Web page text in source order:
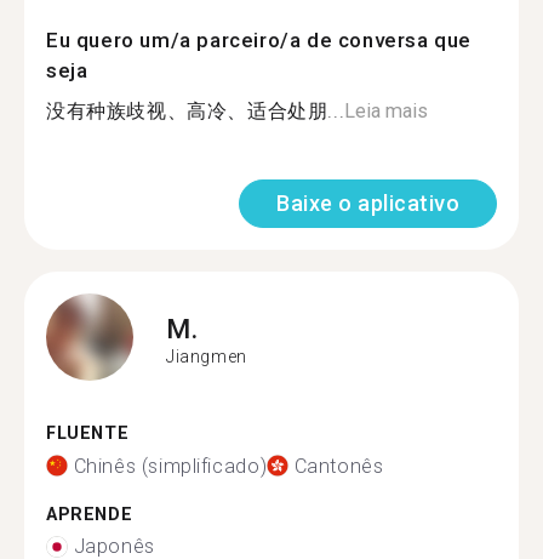
Eu quero um/a parceiro/a de conversa que
seja
没有种族歧视、高冷、适合处朋...Leia mais
Baixe o aplicativo
M.
Jiangmen
FLUENTE
Chinês (simplificado) Cantonês
APRENDE
Japonês